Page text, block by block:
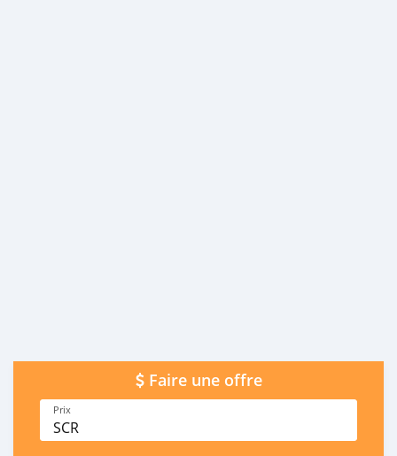
Faire une offre
Prix
SCR